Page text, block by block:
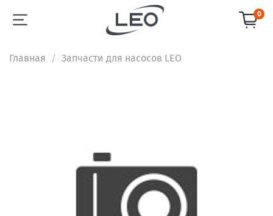
0
Главная Запчасти для насосов LEO